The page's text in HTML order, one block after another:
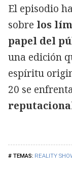
REALITY
El episodio
sobre los
papel del
una edición
espíritu
20 se